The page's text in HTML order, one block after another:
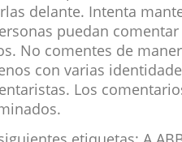
delante. Intenta
puedan
No comentes de
con varias
Los